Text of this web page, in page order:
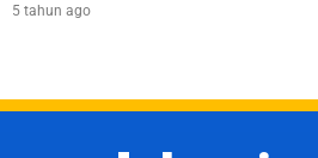
5 tahun ago